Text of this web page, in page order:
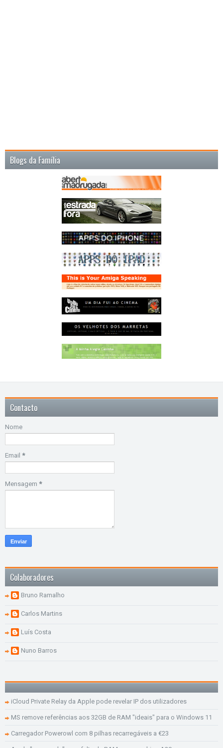
Blogs da Família
Contacto
Nome
Email *
Mensagem *
Colaboradores
Bruno Ramalho
Carlos Martins
Luís Costa
Nuno Barros
iCloud Private Relay da Apple pode revelar IP dos utilizadores
MS remove referências aos 32GB de RAM "ideais" para o Windows 11
Carregador Powerowl com 8 pilhas recarregáveis a €23